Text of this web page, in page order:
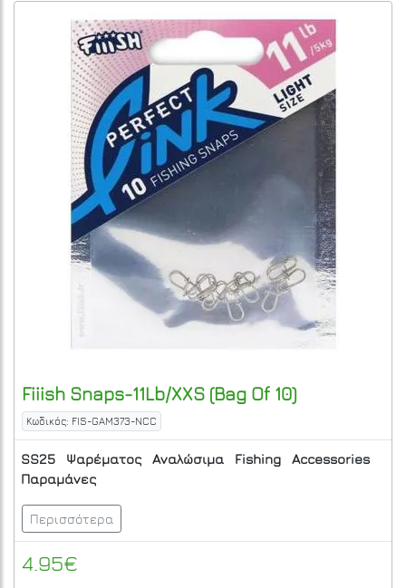
Fiiish Snaps-11Lb/XXS (Bag Of 10)
Κωδικός: FIS-GAM373-NCC
SS25 Ψαρέματος Αναλώσιμα Fishing
Accessories
Παραμάνες
Περισσότερα
4.95€